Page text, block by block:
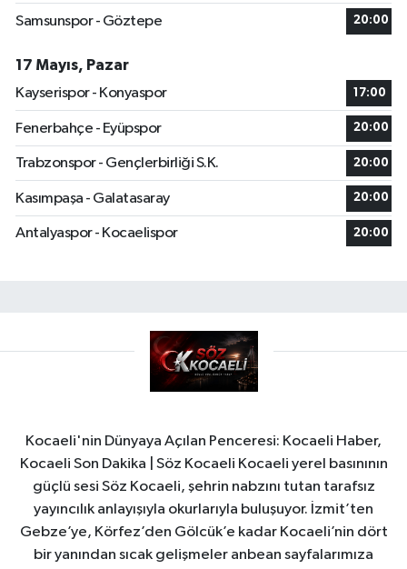
Samsunspor - Göztepe 20:00
17 Mayıs, Pazar
Kayserispor - Konyaspor
17:00
Fenerbahçe - Eyüpspor 20:00
Trabzonspor - Gençlerbirliği S.K. 20:00
Kasımpaşa - Galatasaray 20:00
Antalyaspor - Kocaelispor 20:00
Kocaeli'nin Dünyaya Açılan Penceresi: Kocaeli Haber,
Kocaeli Son Dakika | Söz Kocaeli Kocaeli yerel basınının
güçlü sesi Söz Kocaeli, şehrin nabzını tutan tarafsız
yayıncılık anlayışıyla okurlarıyla buluşuyor. İzmit’ten
Gebze’ye, Körfez’den Gölcük’e kadar Kocaeli’nin dört
bir yanından sıcak gelişmeler anbean sayfalarımıza